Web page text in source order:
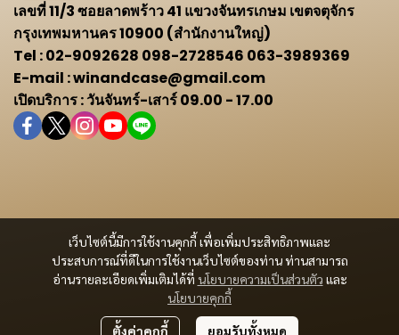
เว็บไซต์นี้มีการใช้งานคุกกี้ เพื่อเพิ่มประสิทธิภาพและ
ประสบการณ์ที่ดีในการใช้งานเว็บไซต์ของท่าน ท่านสามารถ
อ่านรายละเอียดเพิ่มเติมได้ที่ นโยบายความเป็นส่วนตัว และ
นโยบายคุกกี้
ตั้งค่าคุกกี้ ยอมรับทั้งหมด
เลขที่ 11/3 ซอยลาดพร้าว 41 แขวงจันทรเกษม เขตจตุจักร
กรุงเทพมหานคร 10900 (สำนักงานใหญ่)
Tel : 02-9092628 098-2728546 063-3989369
E-mail : winandcase@gmail.com
เปิดบริการ : วันจันทร์-เสาร์ 09.00 - 17.00